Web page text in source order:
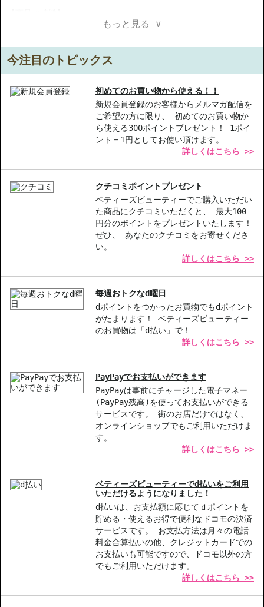
フレッシュなダマスクローズ-手摘みされたダマスクローズを使用
使いやすいスプレー式-スプレー式で手軽にご使用いただけるの
で、忙しい朝にもぴったり。
毎日を元気にスタート。
【こんな方へおすすめ】
爽やかな香りで気分をリフレッシュしたい方
商品番号：18910171
もっと見る ∨
今注目のトピックス
初めてのお買い物から使える！！
新規会員登録のお客様からメルマガ配信を
ご希望の方に限り、 初めてのお買い物か
ら使える300ポイントプレゼント！ 1ポイ
ント＝1円としてお使い頂けます。
詳しくはこちら >>
クチコミポイントプレゼント
ベティーズビューティーでご購入いただい
た商品にクチコミいただくと、 最大100
円分のポイントをプレゼントいたします！
ぜひ、 あなたのクチコミをお寄せくださ
い。
詳しくはこちら >>
毎週おトクなd曜日
dポイントをつかったお買物でもdポイント
がたまります！ ベティーズビューティー
のお買物は「d払い」で！
詳しくはこちら >>
PayPayでお支払いができます
PayPayは事前にチャージした電子マネー
(PayPay残高)を使ってお支払いができる
サービスです。 街のお店だけではなく、
オンラインショップでもご利用いただけま
す。
詳しくはこちら >>
ベティーズビューティーでd払いをご利用
いただけるようになりました！
d払いは、お支払額に応じてｄポイントを
貯める・使えるお得で便利なドコモの決済
サービスです。 お支払方法は月々の電話
料金合算払いの他、クレジットカードでの
お支払いも可能ですので、ドコモ以外の方
でもご利用いただけます。
詳しくはこちら >>